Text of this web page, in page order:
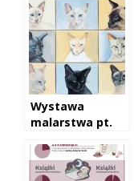
Wystawa
malarstwa pt.